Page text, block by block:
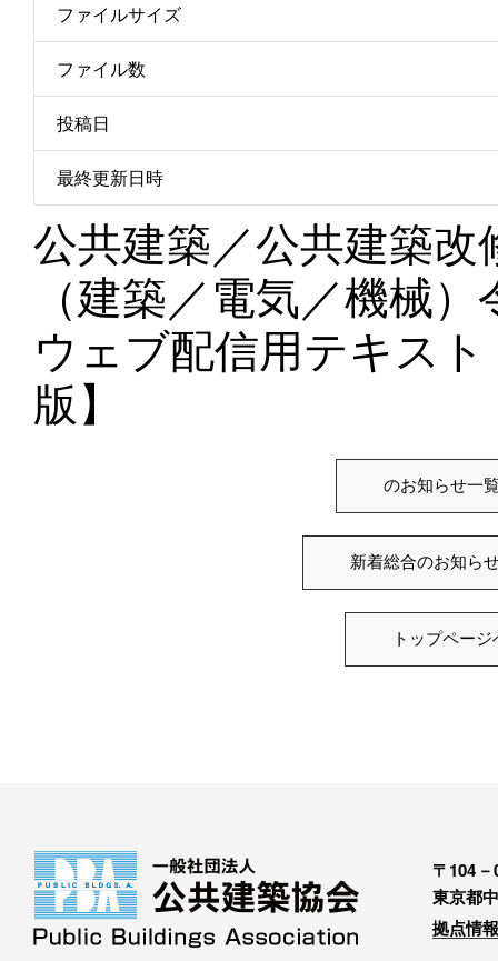
ファイルサイズ
ファイル数
投稿日
最終更新日時
公共建築／公共建築
（建築／電気／機械
ウェブ配信用テキス
版】
のお知らせ一
新着総合のお知ら
トップページ
〒104－
東京都
拠点情